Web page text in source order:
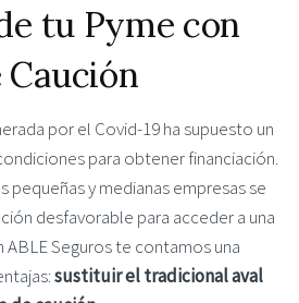
tu Pyme con
Caución
por el Covid-19 ha supuesto un
para obtener financiación.
pequeñas y medianas empresas se
desfavorable para acceder a una
ABLE Seguros te contamos una
sustituir el tradicional aval